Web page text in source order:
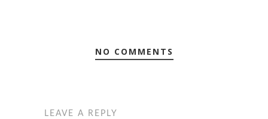
NO COMMENTS
LEAVE A REPLY